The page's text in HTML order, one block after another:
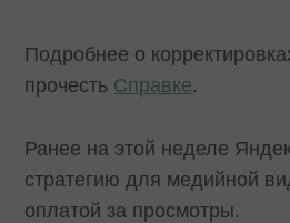
Подробнее о
прочесть Справке.
Ранее на этой неделе
стратегию для медийной
оплатой за просмотры.